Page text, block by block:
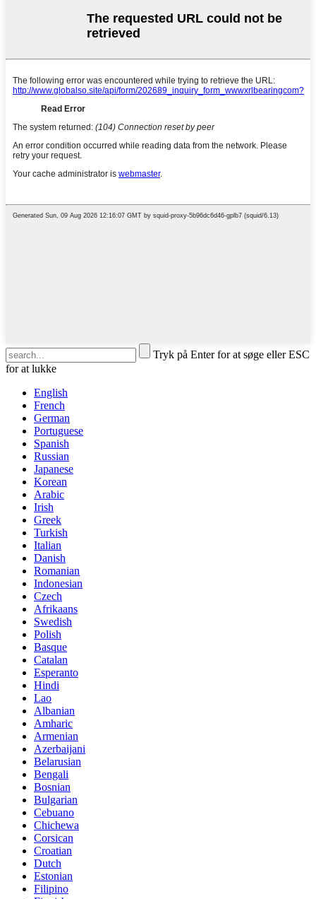
Tryk på Enter for at søge eller ESC
for at lukke
English
French
German
Portuguese
Spanish
Russian
Japanese
Korean
Arabic
Irish
Greek
Turkish
Italian
Danish
Romanian
Indonesian
Czech
Afrikaans
Swedish
Polish
Basque
Catalan
Esperanto
Hindi
Lao
Albanian
Amharic
Armenian
Azerbaijani
Belarusian
Bengali
Bosnian
Bulgarian
Cebuano
Chichewa
Corsican
Croatian
Dutch
Estonian
Filipino